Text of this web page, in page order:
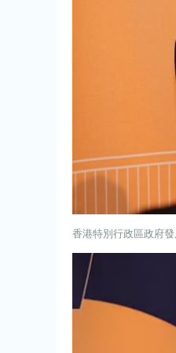
香港特別行政區政府